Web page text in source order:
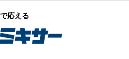
える